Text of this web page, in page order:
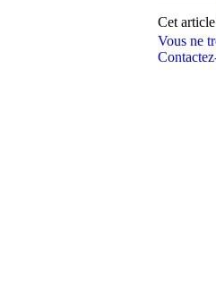
Vous ne
Cet